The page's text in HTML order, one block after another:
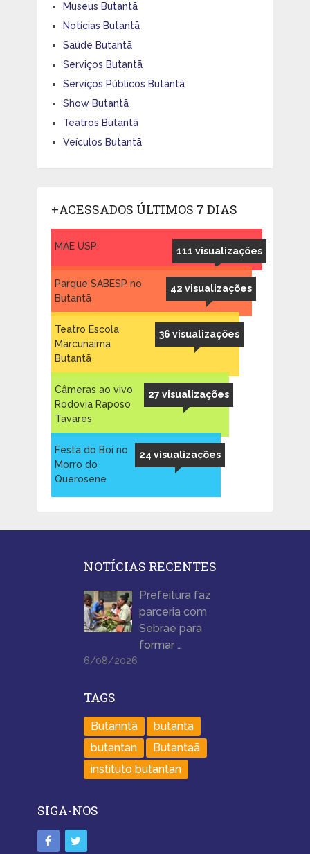
Museus Butantã
Notícias Butantã
Saúde Butantã
Serviços Butantã
Serviços Públicos Butantã
Show Butantã
Teatros Butantã
Veículos Butantã
+ACESSADOS ÚLTIMOS 7 DIAS
111 visualizações
MAE USP
42 visualizações
Parque SABESP no
Butantã
36 visualizações
Teatro Escola
Marcunaíma
Butantã
27 visualizações
Câmeras ao vivo
Rodovia Raposo
Tavares
24 visualizações
Festa do Boi no
Morro do
Querosene
NOTÍCIAS RECENTES
Prefeitura faz
parceria com
Sebrae para
formar …
6/08/2026
TAGS
Butanntã
butanta
butantan
Butantaã
instituto butantan
SIGA-NOS